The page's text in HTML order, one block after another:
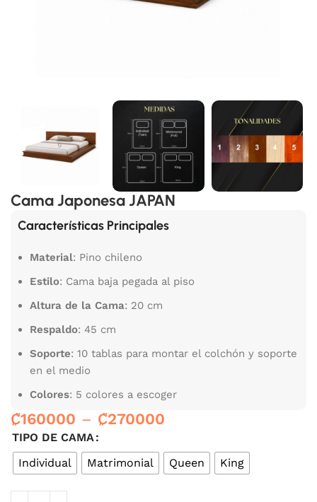
Cama Japonesa JAPAN
Características Principales
Material: Pino chileno
Estilo: Cama baja pegada al piso
Altura de la Cama: 20 cm
Respaldo: 45 cm
Soporte: 10 tablas para montar el colchón y soporte
en el medio
Colores: 5 colores a escoger
₡160000 – ₡270000
TIPO DE CAMA
Individual
Matrimonial Queen King